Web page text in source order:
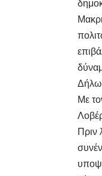
Με
Πριν